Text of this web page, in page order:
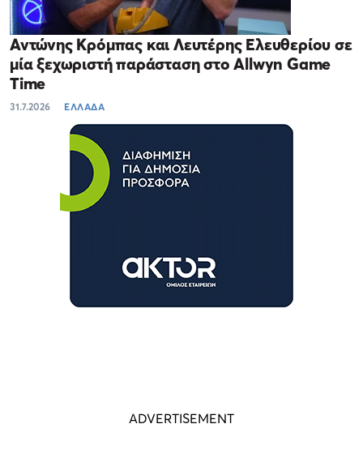
Αντώνης Κρόμπας και Λευτέρης Ελευθερίου σε
μία ξεχωριστή παράσταση στο Allwyn Game
Time
31.7.2026 ΕΛΛΑΔΑ